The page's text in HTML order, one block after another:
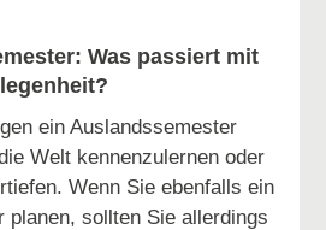
Was passiert mit
ein Auslandssemester
Welt kennenzulernen oder
Wenn Sie ebenfalls ein
planen, sollten Sie allerdings